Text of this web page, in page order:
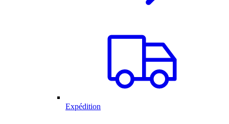
Expédition